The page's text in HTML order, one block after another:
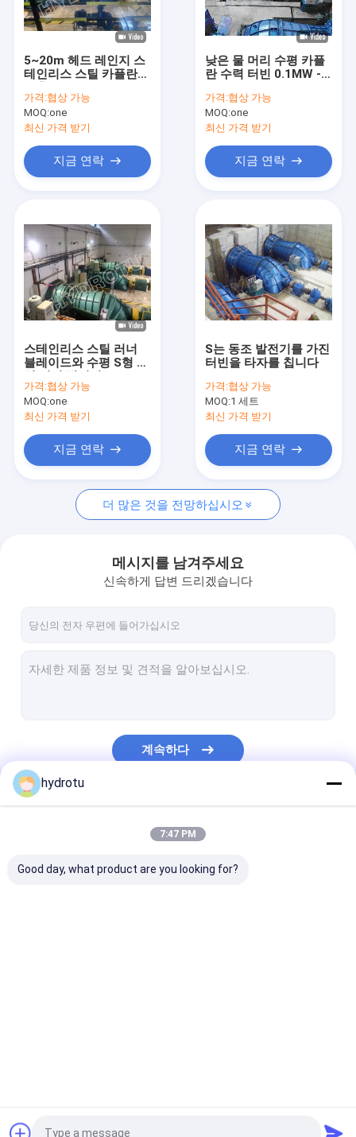
프랜시스 수력 터빈
전구 수력 터빈
Turgo 수력 터빈
S 형식 터빈
프랜시스 터빈 러너
플랜지 게이트 밸브
플랜지 글로브 밸브
발전기 여기 시스템
수력 터빈 조속기
5~20m 헤드 레인지 스
테인리스 스틸 카플란
가격:협상 가능
MOQ:one
최신 가격 받기
지금 연락
낮은 물 머리 수평 카플
란 수력 터빈 0.1MW -
가격:협상 가능
MOQ:one
최신 가격 받기
지금 연락
스테인리스 스틸 러너
블레이드와 수평 S형 수
가격:협상 가능
MOQ:one
최신 가격 받기
지금 연락
S는 동조 발전기를 가진
터빈을 타자를 칩니다
가격:협상 가능
MOQ:1 세트
최신 가격 받기
지금 연락
더 많은 것을 전망하십시오
메시지를 남겨주세요
신속하게 답변 드리겠습니다
계속하다
hydrotu
7:47 PM
Good day, what product are you looking for?